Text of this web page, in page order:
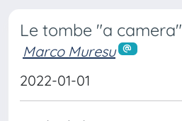
Le tombe "a camera"
Marco Muresu
2022-01-01